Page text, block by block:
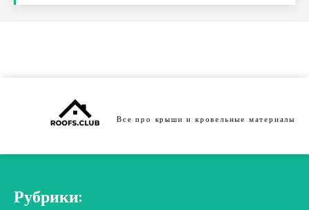
Все про крыши и кровельные материалы
Рубрики: